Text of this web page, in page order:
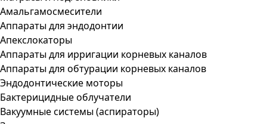
Амальгамосмесители
Аппараты для эндодонтии
Апекслокаторы
Аппараты для ирригации корневых каналов
Аппараты для обтурации корневых каналов
Эндодонтические моторы
Бактерицидные облучатели
Вакуумные системы (аспираторы)